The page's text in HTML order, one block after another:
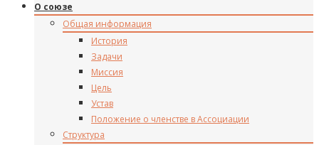
О союзе
Общая информация
История
Задачи
Миссия
Цель
Устав
Положение о членстве в Ассоциации
Структура